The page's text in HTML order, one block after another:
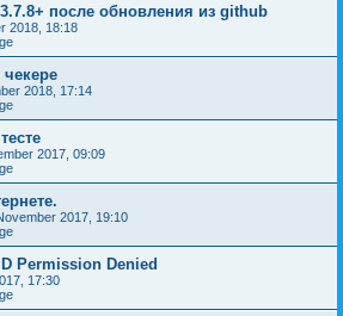
после обновления из github
2018, 18:18
2018, 17:14
2017, 09:09
2017, 19:10
Permission Denied
17:30